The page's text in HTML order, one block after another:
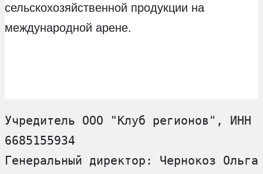
сельскохозяйственной продукции на
международной арене.
Учредитель ООО "Клуб регионов", ИНН
6685155934
Генеральный директор: Чернокоз Ольга